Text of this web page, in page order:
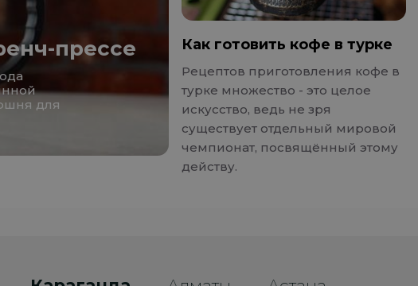
прессе
для
Как готовить кофе в турке
Рецептов приготовления кофе в
турке множество - это целое
искусство, ведь не зря
существует отдельный мировой
чемпионат, посвящённый этому
действу.